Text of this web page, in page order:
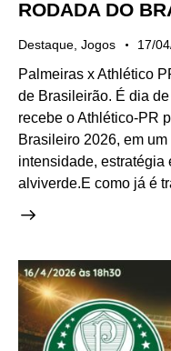
RODADA DO
Destaque Jogos 17/
Palmeiras x Athlético
de Brasileirão. É dia
recebe o Athlético-PR
Brasileiro 2026, em
intensidade, estratégia
alviverde.E como já é